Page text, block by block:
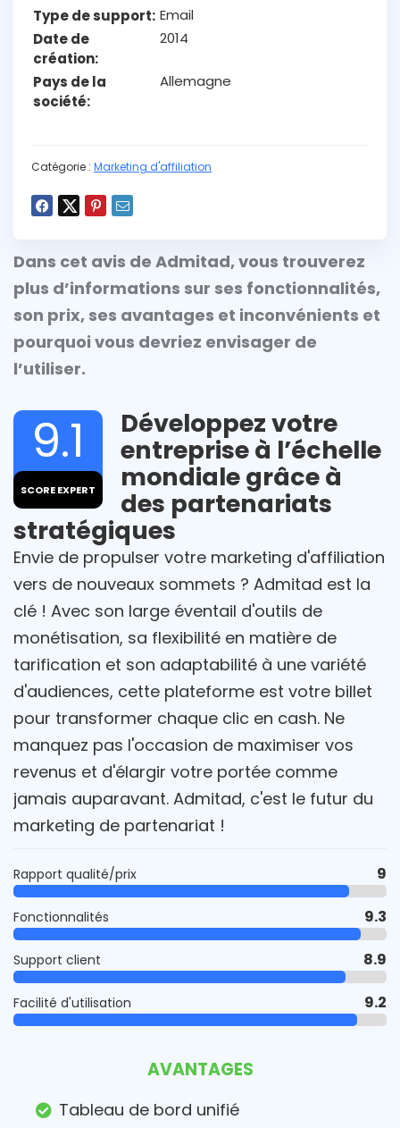
Type de support Email
Date de
création
2014
Pays de la
société
Allemagne
Catégorie : Marketing d'affiliation
Dans cet avis de Admitad, vous trouverez
plus d’informations sur ses fonctionnalités,
son prix, ses avantages et inconvénients et
pourquoi vous devriez envisager de
l’utiliser.
9.1
SCORE EXPERT
Développez votre
entreprise à l’échelle
mondiale grâce à
des partenariats
stratégiques
Envie de propulser votre marketing d'affiliation
vers de nouveaux sommets ? Admitad est la
clé ! Avec son large éventail d'outils de
monétisation, sa flexibilité en matière de
tarification et son adaptabilité à une variété
d'audiences, cette plateforme est votre billet
pour transformer chaque clic en cash. Ne
manquez pas l'occasion de maximiser vos
revenus et d'élargir votre portée comme
jamais auparavant. Admitad, c'est le futur du
marketing de partenariat !
Rapport qualité/prix 9
Fonctionnalités 9.3
Support client 8.9
Facilité d'utilisation 9.2
AVANTAGES
Tableau de bord unifié